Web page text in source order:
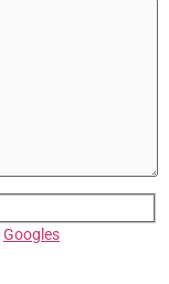
Googles